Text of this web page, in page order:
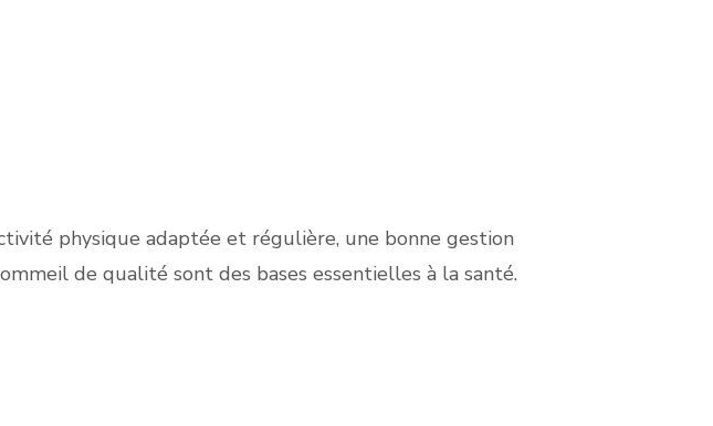
physique adaptée et régulière, une bonne gestion
de qualité sont des bases essentielles à la santé.